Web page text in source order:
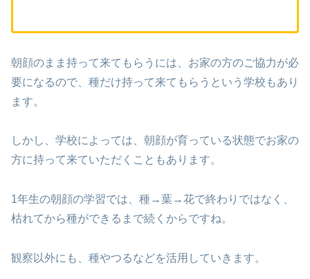
朝顔のまま持って来てもらうには、お家の方のご協力が必
要になるので、種だけ持って来てもらうという学校もあり
ます。
しかし、学校によっては、朝顔が育っている状態でお家の
方に持って来ていただくこともあります。
1年生の朝顔の学習では、種→葉→花で終わりではなく、
枯れてから種ができるまで続くからですね。
観察以外にも、種やつるなどを活用していきます。